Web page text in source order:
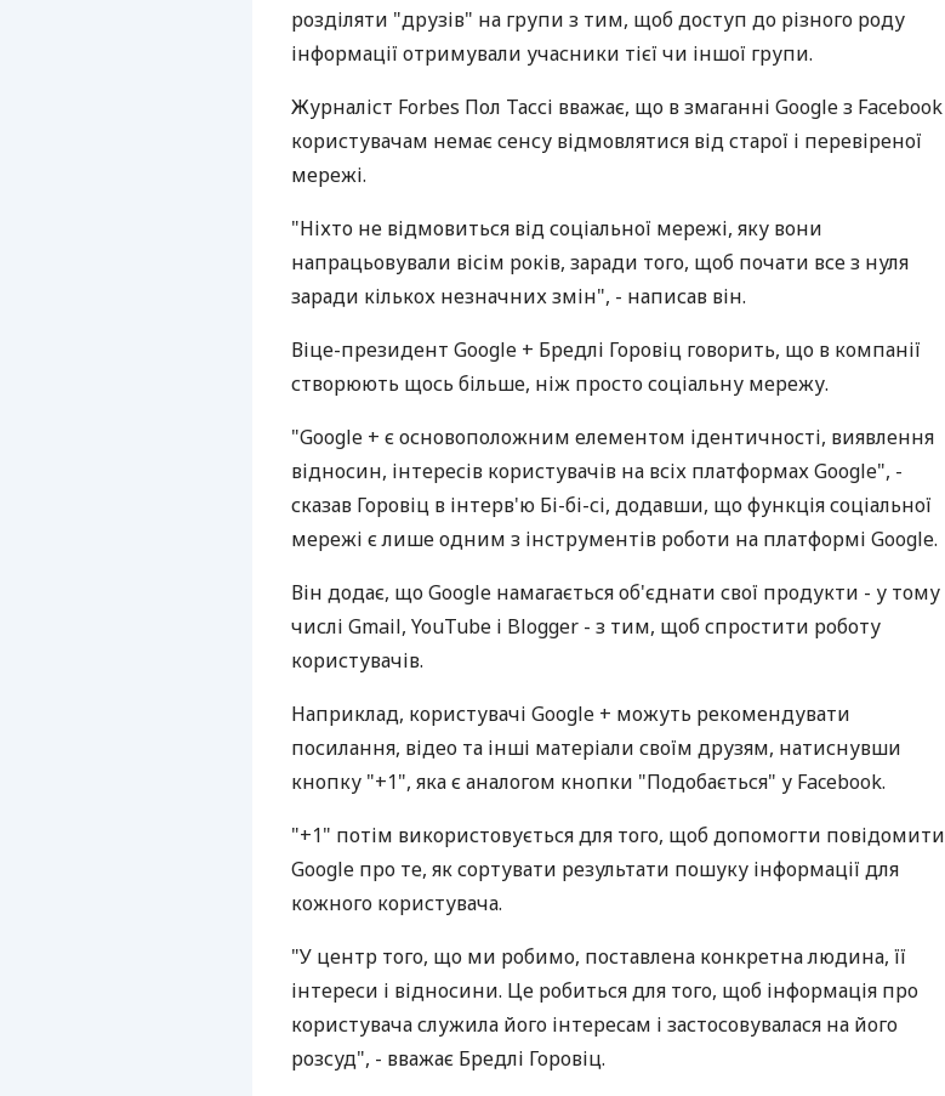
розділяти "друзів" на групи з тим, щоб доступ до різного роду
інформації отримували учасники тієї чи іншої групи.
Журналіст Forbes Пол Тассі вважає, що в змаганні Google з Facebook
користувачам немає сенсу відмовлятися від старої і перевіреної
мережі.
"Ніхто не відмовиться від соціальної мережі, яку вони
напрацьовували вісім років, заради того, щоб почати все з нуля
заради кількох незначних змін", - написав він.
Віце-президент Google + Бредлі Горовіц говорить, що в компанії
створюють щось більше, ніж просто соціальну мережу.
"Google + є основоположним елементом ідентичності, виявлення
відносин, інтересів користувачів на всіх платформах Google", -
сказав Горовіц в інтерв'ю Бі-бі-сі, додавши, що функція соціальної
мережі є лише одним з інструментів роботи на платформі Google.
Він додає, що Google намагається об'єднати свої продукти - у тому
числі Gmail, YouTube і Blogger - з тим, щоб спростити роботу
користувачів.
Наприклад, користувачі Google + можуть рекомендувати
посилання, відео та інші матеріали своїм друзям, натиснувши
кнопку "+1", яка є аналогом кнопки "Подобається" у Facebook.
"+1" потім використовується для того, щоб допомогти повідомити
Google про те, як сортувати результати пошуку інформації для
кожного користувача.
"У центр того, що ми робимо, поставлена конкретна людина, її
інтереси і відносини. Це робиться для того, щоб інформація про
користувача служила його інтересам і застосовувалася на його
розсуд", - вважає Бредлі Горовіц.